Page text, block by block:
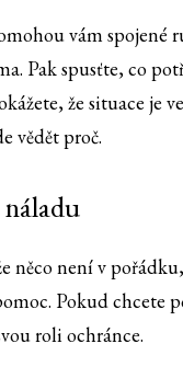
vám spojené
Pak spusťte, co
že situace je
vědět proč.
něco není v
Pokud
roli ochránce.